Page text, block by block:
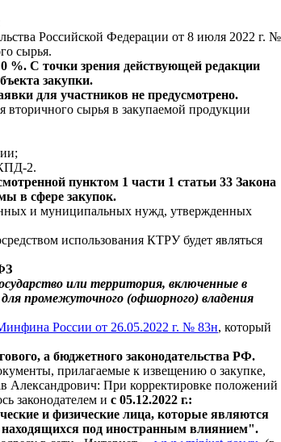
Российской Федерации от 8 июля 2022 г. №
сырья.
%. С точки зрения действующей редакции
закупки.
для участников не предусмотрено.
сырья в закупаемой продукции
2.
пунктом 1 части 1 статьи 33 Закона
в сфере закупок.
и муниципальных нужд, утвержденных
использования КТРУ будет являться
или территория, включенные в
промежуточного (офшорного) владения
России от 26.05.2022 г. № 83н, который
а бюджетного законодательства РФ.
прилагаемые к извещению о закупке,
Александрович: При корректировке положений
законодателем и с 05.12.2022 г.:
и физические лица, которые являются
под иностранным влиянием".